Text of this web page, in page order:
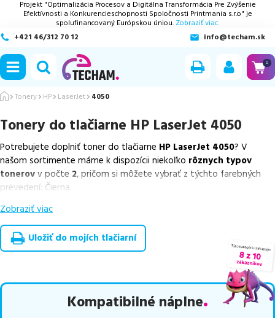
Projekt "Optimalizácia Procesov a Digitálna Transformácia Pre Zvýšenie
Efektívnosti a Konkurencieschopnosti Spoločnosti Printmania s.r.o" je
spolufinancovaný Európskou úniou. Zobraziť viac.
+421 46/312 70 12
info@techam.sk
0
Tonery HP LaserJet 4050
Tonery do tlačiarne HP LaserJet 4050
Potrebujete doplniť toner do tlačiarne HP LaserJet 4050? V
našom sortimente máme k dispozícii niekoľko rôznych typov
tonerovv počte 2, pričom si môžete vybrať z týchto farebných
prevedení: Čierna.
Z uvedeného množstva dostupných náplní
výhodnejšie alternatívy, ktoré plne zachovávajú kvalitu tlače
Súčasťou tejto ponuky súoverené náhrady v rôznych triedach
medzi ktoré patríekologicky renovovaná rada RECOGREENv
Celá táto certifikovaná ponuka, spĺňajúca normy ISO 9001 a 14001,
zaručuje bezproblémovú tlač.Najlacnejší produktu nás nájdete
Zobraziť viac
Uložiť do mojích tlačiarní
Kompatibilné náplne